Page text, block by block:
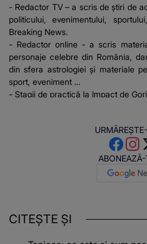
- Redactor TV – a scris de știri de
politicului, evenimentului,
Breaking News.
- Redactor online - a scris
personaje celebre din România,
din sfera astrologiei și materiale
sport, eveniment
- Stagii de practică la Impact de
ABONEAZĂ-
CITEȘTE ȘI